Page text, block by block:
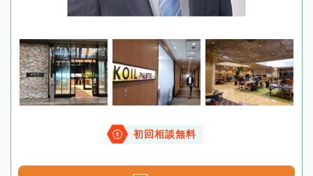
初回相談無料